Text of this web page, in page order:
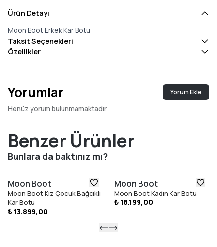
Ürün Detayı
Moon Boot Erkek Kar Botu
Taksit Seçenekleri
Özellikler
Yorumlar Yorum Ekle
Henüz yorum bulunmamaktadır
Benzer Ürünler
Bunlara da baktınız mı?
Moon Boot
Moon Boot Kız Çocuk Bağcıklı
Kar Botu
₺ 13.899,00
Moon Boot
Moon Boot Kadın Kar Botu
₺ 18.199,00